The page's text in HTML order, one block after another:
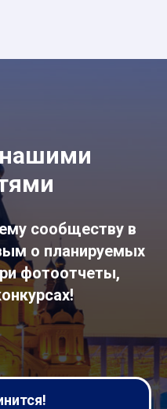
сообществу в
о планируемых
фотоотчеты,